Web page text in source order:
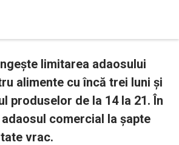
limitarea adaosului
alimente cu încă trei luni și
produselor de la 14 la 21. În
comercial la șapte
vrac.